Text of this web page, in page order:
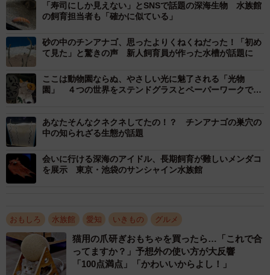
2/6
高級珍味「ルッツ」とも呼ばれるユムシの創作寿司の展示（名古屋港
極めつけが、職員自ら魚たちを「斬った」創作寿司。中
でも「ゆむし軍艦巻き」はなかなかの衝撃度だ。ゴカイの
仲間で体長１０～３０センチのユムシは、干潟などの泥の
中に生息し、釣りエサにも使われるが、解説文には「切っ
「寿司にしか見えない」とSNSで話題の深海生物 水族館
の飼育担当者も「確かに似ている」
砂の中のチンアナゴ、思ったよりくねくねだった！「初め
て見た」と驚きの声 新人飼育員が作った水槽が話題に
ここは動物園ならぬ、やさしい光に魅了される「光物
園」 ４つの世界をステンドグラスとペーパーワークで表
あなたそんなクネクネしてたの！？ チンアナゴの巣穴の
中の知られざる生態が話題
会いに行ける深海のアイドル、長期飼育が難しいメンダコ
を展示 東京・池袋のサンシャイン水族館
おもしろ 水族館 愛知 いきもの グルメ
猫用の爪研ぎおもちゃを買ったら…「これで合
ってますか？」予想外の使い方が大反響
「100点満点」「かわいいからよし！」